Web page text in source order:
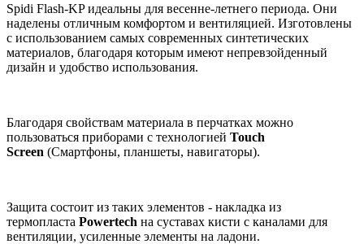
Spidi Flash-KP идеальны для весенне-летнего периода. Они
наделены отличным комфортом и вентиляцией. Изготовлены
с использованием самых современных синтетических
материалов, благодаря которым имеют непревзойденный
дизайн и удобство использования.
Благодаря свойствам материала в перчатках можно
пользоваться приборами с технологией Touch
Screen (Смартфоны, планшеты, навигаторы).
Защита состоит из таких элементов - накладка из
термопласта Powertech на суставах кисти с каналами для
вентиляции, усиленные элементы на ладони.